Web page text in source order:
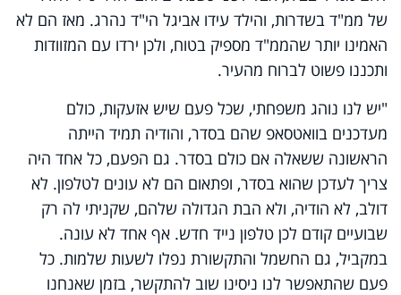
של ממ"ד בשדרות, והילד עידו אביגל הי"ד נהרג. מאז הם לא
האמינו יותר שהממ"ד מספיק בטוח, ולכן ירדו עם המזוודות
ותכננו פשוט לברוח מהעיר.
"יש לנו נוהג משפחתי, שכל פעם שיש אזעקות, כולם
מעדכנים בוואטסאפ שהם בסדר, והודיה תמיד הייתה
הראשונה ששאלה אם כולם בסדר. גם הפעם, כל אחד היה
צריך לעדכן שהוא בסדר, ופתאום הם לא עונים לטלפון. לא
דולב, לא הודיה, ולא הבת הגדולה שלהם, שקניתי לה רק
שבועיים קודם לכן טלפון נייד חדש. אף אחד לא עונה.
במקביל, גם החשמל והתקשורת נפלו לשעות שלמות. כל
פעם שהתאפשר לנו ניסינו שוב להתקשר, בזמן שאנחנו